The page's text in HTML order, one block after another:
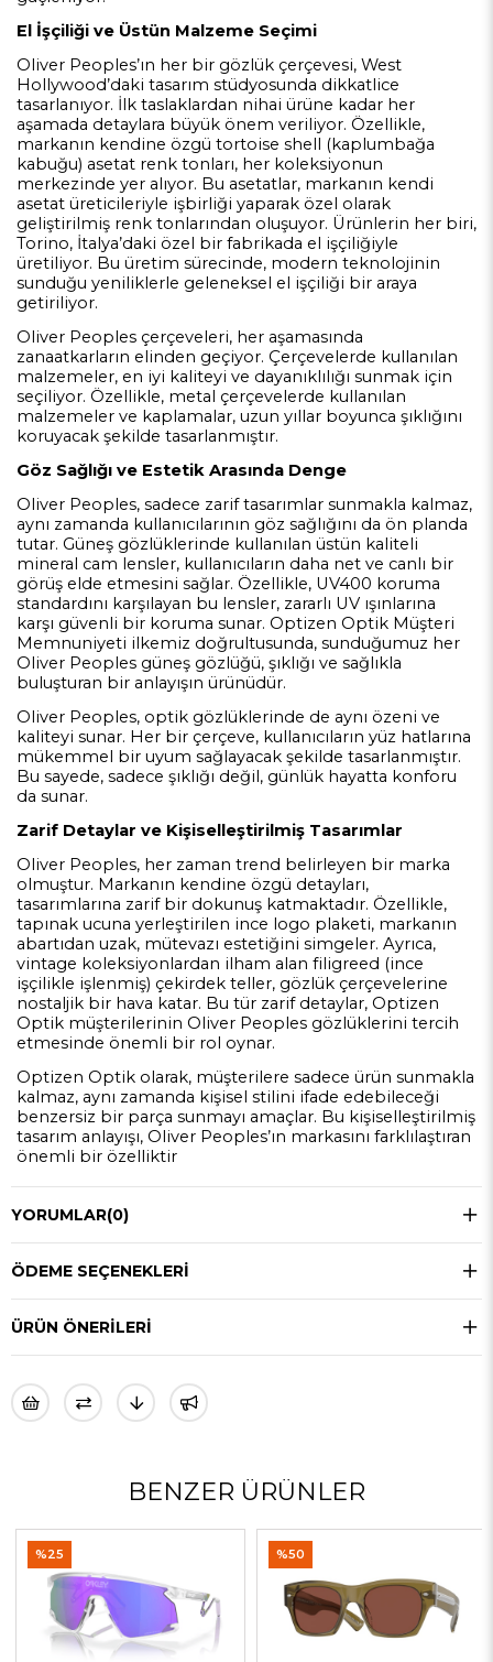
El İşçiliği ve Üstün Malzeme Seçimi
Oliver Peoples’ın her bir gözlük çerçevesi, West
Hollywood’daki tasarım stüdyosunda dikkatlice
tasarlanıyor. İlk taslaklardan nihai ürüne kadar her
aşamada detaylara büyük önem veriliyor. Özellikle,
markanın kendine özgü tortoise shell (kaplumbağa
kabuğu) asetat renk tonları, her koleksiyonun
merkezinde yer alıyor. Bu asetatlar, markanın kendi
asetat üreticileriyle işbirliği yaparak özel olarak
geliştirilmiş renk tonlarından oluşuyor. Ürünlerin her biri,
Torino, İtalya’daki özel bir fabrikada el işçiliğiyle
üretiliyor. Bu üretim sürecinde, modern teknolojinin
sunduğu yeniliklerle geleneksel el işçiliği bir araya
getiriliyor.
Oliver Peoples çerçeveleri, her aşamasında
zanaatkarların elinden geçiyor. Çerçevelerde kullanılan
malzemeler, en iyi kaliteyi ve dayanıklılığı sunmak için
seçiliyor. Özellikle, metal çerçevelerde kullanılan
malzemeler ve kaplamalar, uzun yıllar boyunca şıklığını
koruyacak şekilde tasarlanmıştır.
Göz Sağlığı ve Estetik Arasında Denge
Oliver Peoples, sadece zarif tasarımlar sunmakla kalmaz,
aynı zamanda kullanıcılarının göz sağlığını da ön planda
tutar. Güneş gözlüklerinde kullanılan üstün kaliteli
mineral cam lensler, kullanıcıların daha net ve canlı bir
görüş elde etmesini sağlar. Özellikle, UV400 koruma
standardını karşılayan bu lensler, zararlı UV ışınlarına
karşı güvenli bir koruma sunar. Optizen Optik Müşteri
Memnuniyeti ilkemiz doğrultusunda, sunduğumuz her
Oliver Peoples güneş gözlüğü, şıklığı ve sağlıkla
buluşturan bir anlayışın ürünüdür.
Oliver Peoples, optik gözlüklerinde de aynı özeni ve
kaliteyi sunar. Her bir çerçeve, kullanıcıların yüz hatlarına
mükemmel bir uyum sağlayacak şekilde tasarlanmıştır.
Bu sayede, sadece şıklığı değil, günlük hayatta konforu
da sunar.
Zarif Detaylar ve Kişiselleştirilmiş Tasarımlar
Oliver Peoples, her zaman trend belirleyen bir marka
olmuştur. Markanın kendine özgü detayları,
tasarımlarına zarif bir dokunuş katmaktadır. Özellikle,
tapınak ucuna yerleştirilen ince logo plaketi, markanın
abartıdan uzak, mütevazı estetiğini simgeler. Ayrıca,
vintage koleksiyonlardan ilham alan filigreed (ince
işçilikle işlenmiş) çekirdek teller, gözlük çerçevelerine
nostaljik bir hava katar. Bu tür zarif detaylar, Optizen
Optik müşterilerinin Oliver Peoples gözlüklerini tercih
etmesinde önemli bir rol oynar.
Optizen Optik olarak, müşterilere sadece ürün sunmakla
kalmaz, aynı zamanda kişisel stilini ifade edebileceği
benzersiz bir parça sunmayı amaçlar. Bu kişiselleştirilmiş
tasarım anlayışı, Oliver Peoples’ın markasını farklılaştıran
önemli bir özelliktir
YORUMLAR(0)
ÖDEME SEÇENEKLERI
ÜRÜN ÖNERILERI
BENZER ÜRÜNLER
%25 %50